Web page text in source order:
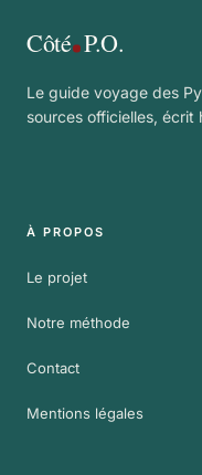
Côté P.O.
Le guide voyage des
sources officielles, écrit
À PROPOS
Le projet
Notre méthode
Contact
Mentions légales